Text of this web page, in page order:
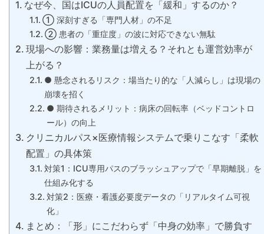
なぜ今、国はICUの人員配置を「緩和」するのか？
① 深刻すぎる「専門人材」の不足
② 患者の「重症度」の波に対応できない無駄
現場への影響：業務量は増える？それとも運営効率が
上がる？
● 懸念されるリスク：場当たり的な「人減らし」は現場の
崩壊を招く
● 期待されるメリット：病床の回転率（ベッドコントロ
ール）の向上
クリニカルパス×医療情報システムで乗りこなす「柔軟
配置」の具体策
対策1：ICU専用パスのブラッシュアップで「早期離脱」を
仕組み化する
対策2：医療・看護必要度データの「リアルタイム可視
化」
まとめ：「形」にこだわらず「中身の効率」で勝負す